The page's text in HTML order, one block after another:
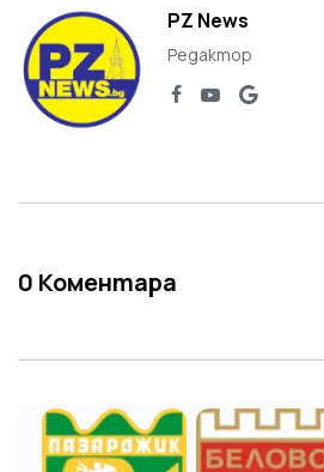
PZ News
Редактор
0 Коментара